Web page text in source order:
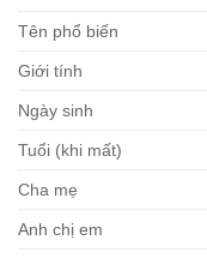
Tên phổ biến
Giới tính
Ngày sinh
Tuổi (khi mất)
Cha mẹ
Anh chị em